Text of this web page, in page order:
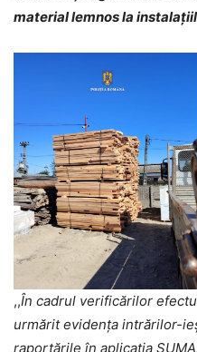
material lemnos la
,,În cadrul verificărilor
urmărit evidența intrărilor-
raportările în aplicația